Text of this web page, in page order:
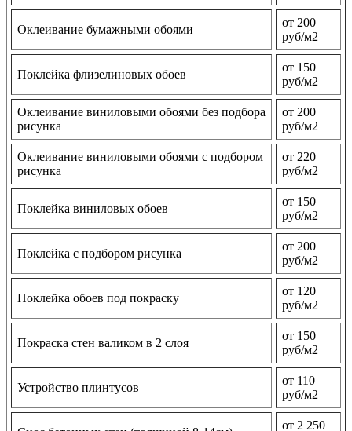
Оклеивание бумажными обоями
от 200
руб/м2
Поклейка флизелиновых обоев
от 150
руб/м2
Оклеивание виниловыми обоями без подбора
рисунка
от 200
руб/м2
Оклеивание виниловыми обоями с подбором
рисунка
от 220
руб/м2
Поклейка виниловых обоев
от 150
руб/м2
Поклейка с подбором рисунка
от 200
руб/м2
Поклейка обоев под покраску
от 120
руб/м2
Покраска стен валиком в 2 слоя
от 150
руб/м2
Устройство плинтусов
от 110
руб/м2
от 2 250